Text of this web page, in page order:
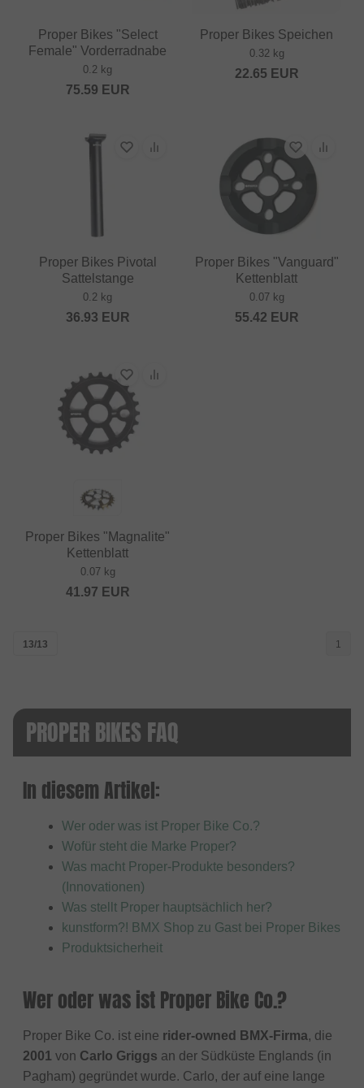
Proper Bikes "Select
Female" Vorderradnabe
0.2 kg
75.59 EUR
Proper Bikes Speichen
0.32 kg
22.65 EUR
Proper Bikes Pivotal
Sattelstange
0.2 kg
36.93 EUR
Proper Bikes "Vanguard"
Kettenblatt
0.07 kg
55.42 EUR
Proper Bikes "Magnalite"
Kettenblatt
0.07 kg
41.97 EUR
13/13 1
PROPER BIKES FAQ
In diesem Artikel:
Wer oder was ist Proper Bike Co.?
Wofür steht die Marke Proper?
Was macht Proper-Produkte besonders?
(Innovationen)
Was stellt Proper hauptsächlich her?
kunstform?! BMX Shop zu Gast bei Proper Bikes
Produktsicherheit
Wer oder was ist Proper Bike Co.?
Proper Bike Co. ist eine rider-owned BMX-Firma, die
2001 von Carlo Griggs an der Südküste Englands (in
Pagham) gegründet wurde. Carlo, der auf eine lange